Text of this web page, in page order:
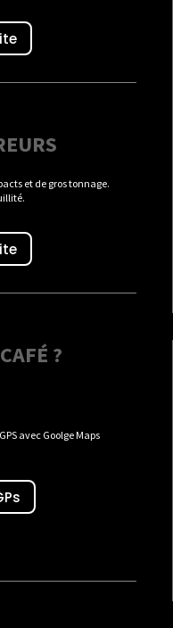
et de gros tonnage.
?
avec Goolge Maps